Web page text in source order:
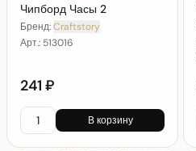
Чипборд Часы 2
Бренд:Craftstory
Арт.: 513016
241 ₽
В корзину